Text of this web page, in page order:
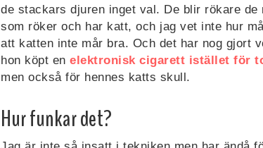
de stackars djuren inget val. De blir rökare
som röker och har katt, och jag vet inte hur
att katten inte mår bra. Och det har nog gjort
hon köpt en elektronisk cigarett istället för
men också för hennes katts skull.
Hur funkar det?